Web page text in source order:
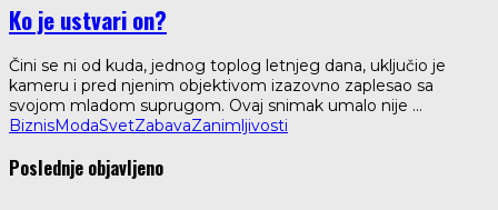
Ko je ustvari on?
Čini se ni od kuda, jednog toplog letnjeg dana, uključio je
kameru i pred njenim objektivom izazovno zaplesao sa
svojom mladom suprugom. Ovaj snimak umalo nije ...
BiznisModaSvetZabavaZanimljivosti
Poslednje objavljeno